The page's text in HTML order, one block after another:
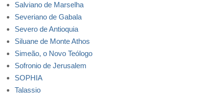
Salviano de Marselha
Severiano de Gabala
Severo de Antioquia
Siluane de Monte Athos
Simeão, o Novo Teólogo
Sofronio de Jerusalem
SOPHIA
Talassio